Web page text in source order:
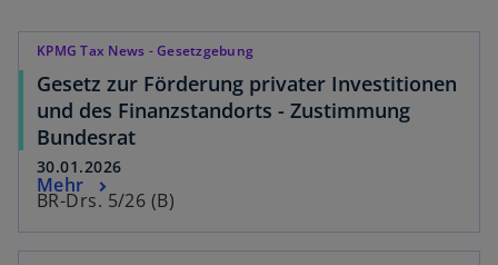
KPMG Tax News - Gesetzgebung
Gesetz zur Förderung privater Investitionen
und des Finanzstandorts - Zustimmung
Bundesrat
30.01.2026
BR-Drs. 5/26 (B)
Mehr